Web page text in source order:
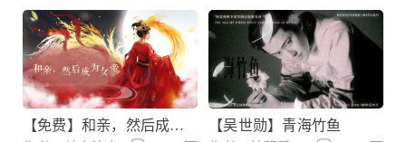
【免费】和亲，然后成为女帝 【吴世勋】青海竹鱼